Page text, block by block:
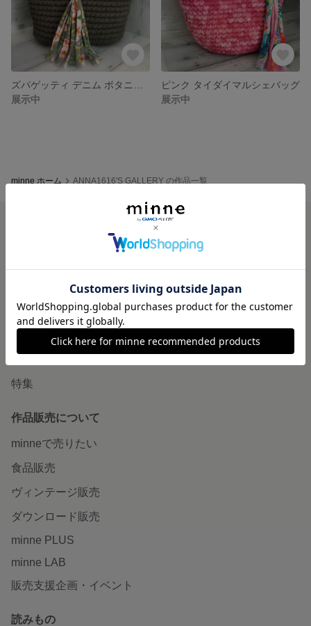
展示中
ピンク タイダイマルシェバッグ
展示中
minne ホーム ANNA1616'S GALLERY の作品一覧
minneで買いたい
作品をさがす
ショップをさがす
特集
作品販売について
minneで売りたい
食品販売
ヴィンテージ販売
ダウンロード販売
minne PLUS
minne LAB
販売支援企画・イベント
読みもの